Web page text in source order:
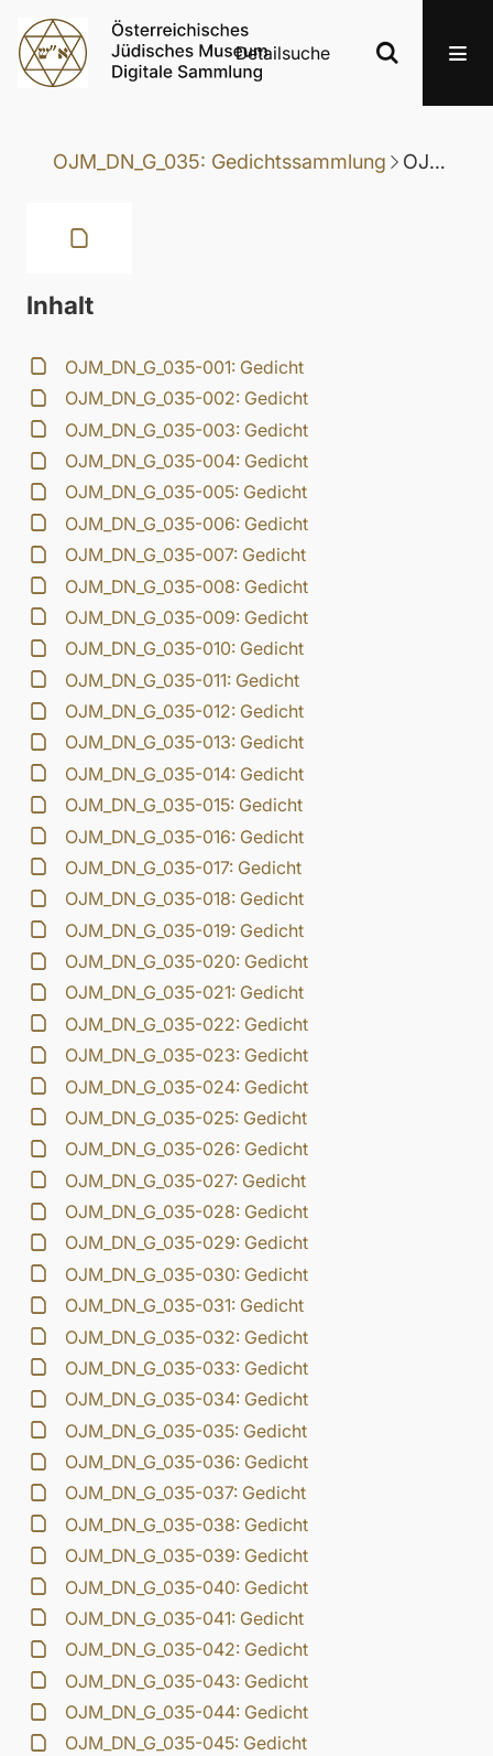
Detailsuche
OJM_DN_G_035: Gedichtssammlung OJM_DN_G_035-080: Gedicht
Inhalt
OJM_DN_G_035-001: Gedicht
OJM_DN_G_035-002: Gedicht
OJM_DN_G_035-003: Gedicht
OJM_DN_G_035-004: Gedicht
OJM_DN_G_035-005: Gedicht
OJM_DN_G_035-006: Gedicht
OJM_DN_G_035-007: Gedicht
OJM_DN_G_035-008: Gedicht
OJM_DN_G_035-009: Gedicht
OJM_DN_G_035-010: Gedicht
OJM_DN_G_035-011: Gedicht
OJM_DN_G_035-012: Gedicht
OJM_DN_G_035-013: Gedicht
OJM_DN_G_035-014: Gedicht
OJM_DN_G_035-015: Gedicht
OJM_DN_G_035-016: Gedicht
OJM_DN_G_035-017: Gedicht
OJM_DN_G_035-018: Gedicht
OJM_DN_G_035-019: Gedicht
OJM_DN_G_035-020: Gedicht
OJM_DN_G_035-021: Gedicht
OJM_DN_G_035-022: Gedicht
OJM_DN_G_035-023: Gedicht
OJM_DN_G_035-024: Gedicht
OJM_DN_G_035-025: Gedicht
OJM_DN_G_035-026: Gedicht
OJM_DN_G_035-027: Gedicht
OJM_DN_G_035-028: Gedicht
OJM_DN_G_035-029: Gedicht
OJM_DN_G_035-030: Gedicht
OJM_DN_G_035-031: Gedicht
OJM_DN_G_035-032: Gedicht
OJM_DN_G_035-033: Gedicht
OJM_DN_G_035-034: Gedicht
OJM_DN_G_035-035: Gedicht
OJM_DN_G_035-036: Gedicht
OJM_DN_G_035-037: Gedicht
OJM_DN_G_035-038: Gedicht
OJM_DN_G_035-039: Gedicht
OJM_DN_G_035-040: Gedicht
OJM_DN_G_035-041: Gedicht
OJM_DN_G_035-042: Gedicht
OJM_DN_G_035-043: Gedicht
OJM_DN_G_035-044: Gedicht
OJM_DN_G_035-045: Gedicht